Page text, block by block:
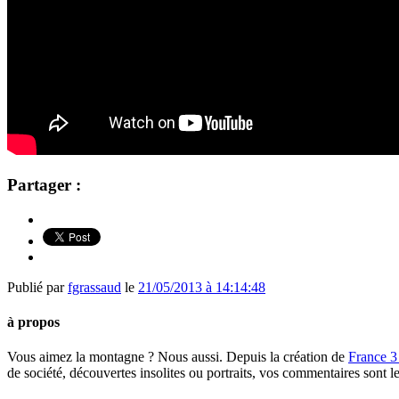
Partager :
Publié parfgrassaud le 21/05/2013 à 14:14:48
à propos
Vous aimez la montagne ? Nous aussi. Depuis la création de France
de société, découvertes insolites ou portraits, vos commentaires sont